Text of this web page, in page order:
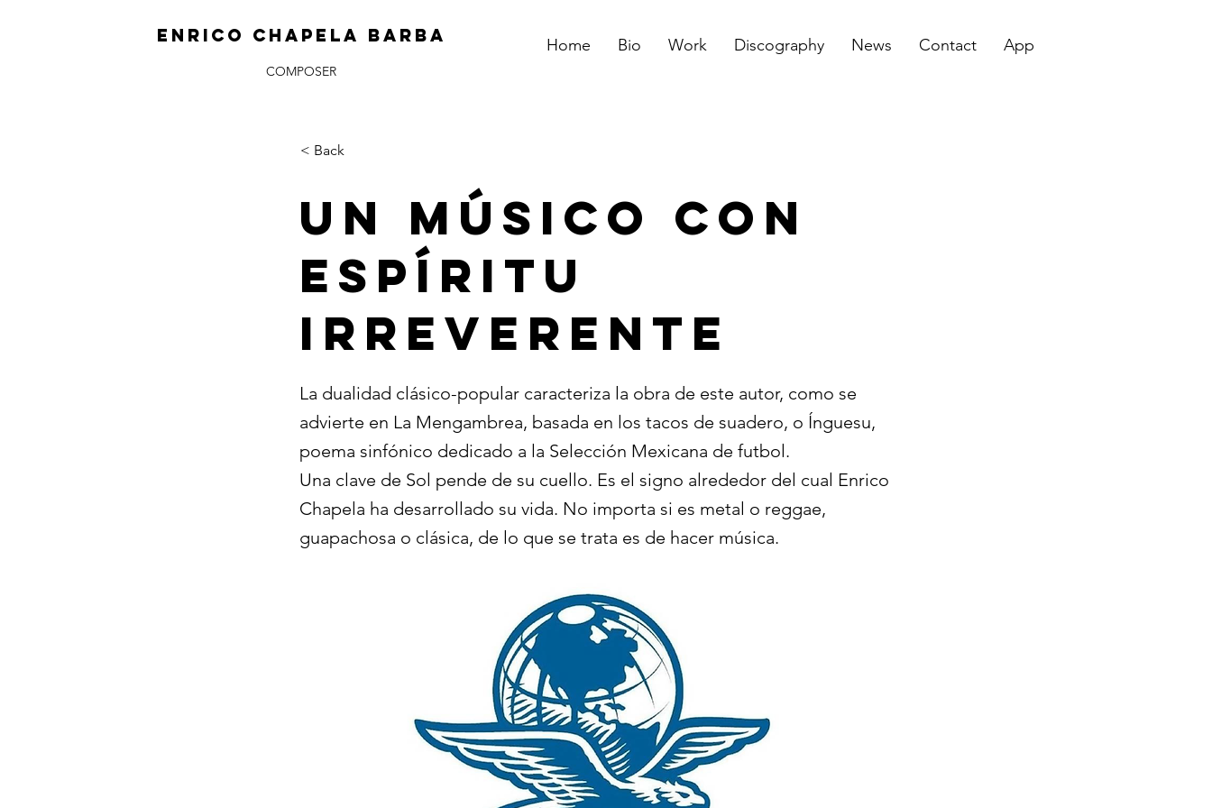
ENRICO CHAPELA BARBA Home Bio Work Discography News Contact App
COMPOSER
< Back
Un Músico Con
Espíritu
Irreverente
La dualidad clásico-popular caracteriza la obra de este autor, como se
advierte en La Mengambrea, basada en los tacos de suadero, o Ínguesu,
poema sinfónico dedicado a la Selección Mexicana de futbol.
Una clave de Sol pende de su cuello. Es el signo alrededor del cual Enrico
Chapela ha desarrollado su vida. No importa si es metal o reggae,
guapachosa o clásica, de lo que se trata es de hacer música.